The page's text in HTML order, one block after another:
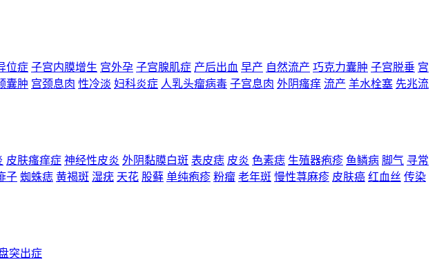
位症 子宫内膜增生 宫外孕 子宫腺肌症 产后出血 早产 自然流产 巧克力囊肿 子宫脱垂 宫
囊肿 宫颈息肉 性冷淡 妇科炎症 人乳头瘤病毒 子宫息肉 外阴瘙痒 流产 羊水栓塞 先兆流
皮肤瘙痒症 神经性皮炎 外阴黏膜白斑 表皮痣 皮炎 色素痣 生殖器疱疹 鱼鳞病 脚气 寻常
子 蜘蛛痣 黄褐斑 湿疣 天花 股藓 单纯疱疹 粉瘤 老年斑 慢性荨麻疹 皮肤癌 红血丝 传染
突出症